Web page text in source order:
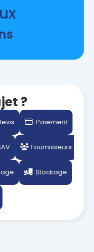
?
Paiement
Fournisseurs
Stockage